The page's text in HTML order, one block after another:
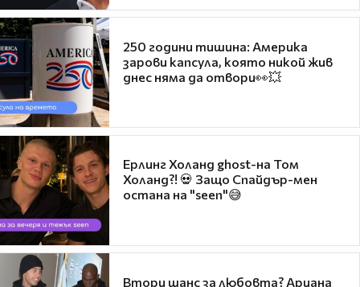
250 години тишина: Америка
зарови капсула, която никой жив
днес няма да отвори👀💥
Ерлинг Холанд ghost-на Том
Холанд?! 💀 Защо Спайдър-мен
остана на "seen"😅
Втори шанс за любовта? Ариана